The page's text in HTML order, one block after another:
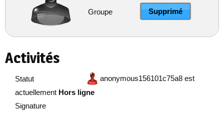
Groupe Supprimé
Activités
Statut
anonymous156101c75a8 est
actuellement Hors ligne
Signature